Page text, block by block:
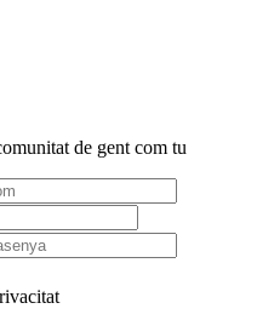
de gent com tu